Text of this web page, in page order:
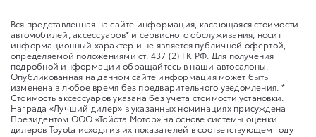
Вся представленная на сайте информация, касающаяся стоимости
автомобилей, аксессуаров* и сервисного обслуживания, носит
информационный характер и не является публичной офертой,
определяемой положениями ст. 437 (2) ГК РФ. Для получения
подробной информации обращайтесь в наши автосалоны.
Опубликованная на данном сайте информация может быть
изменена в любое время без предварительного уведомления. *
Стоимость аксессуаров указана без учета стоимости установки.
Награда «Лучший дилер» в указанных номинациях присуждена
Президентом ООО «Тойота Мотор» на основе системы оценки
дилеров Toyota исходя из их показателей в соответствующем году